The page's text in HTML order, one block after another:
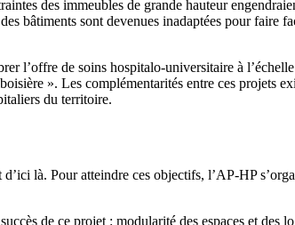
des immeubles de grande hauteur
bâtiments sont devenues inadaptées pour faire
l’offre de soins hospitalo-universitaire à
». Les complémentarités entre ces projets
du territoire.
là. Pour atteindre ces objectifs, l’AP-HP
de ce projet : modularité des espaces et